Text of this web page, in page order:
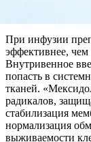
При инфузии
эффективнее,
Внутривенное
попасть в
тканей.
радикалов,
стабилизация
нормализация
выживаемости